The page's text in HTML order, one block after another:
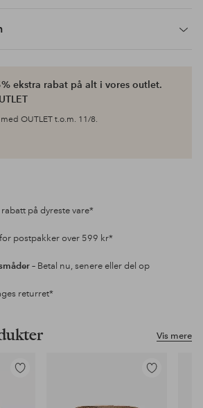
ekstra rabat på alt i vores outlet.
OUTLET t.o.m. 11/8.
rabatt på dyreste vare*
postpakker over 599 kr*
– Betal nu, senere eller del op
returret*
Vis mere
Tilføj
Tilføj